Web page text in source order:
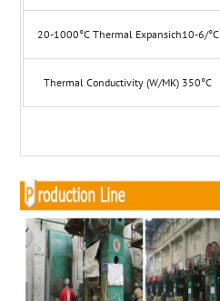
20-1000°C Thermal Expansich10-6/°C
Thermal Conductivity (W/MK) 350°C